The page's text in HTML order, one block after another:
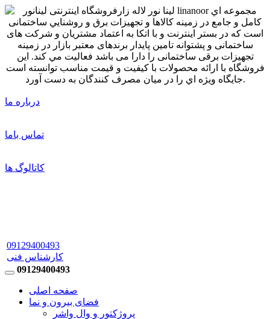
درباره ما
تماس باما
کاتالوگ ها
09129400493
کارشناس فنی
09129400493
صفحه اصلی
فضای بیرون و نما
پروژکتور و وال واشر